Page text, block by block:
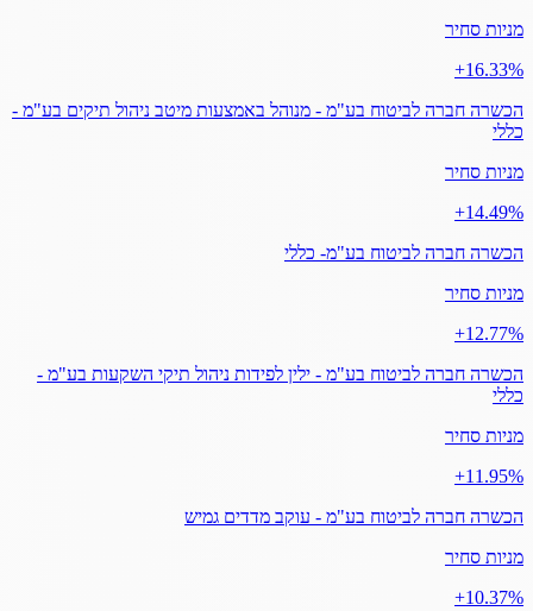
מניות סחיר
‎+16.33%
הכשרה חברה לביטוח בע"מ - מנוהל באמצעות מיטב ניהול תיקים בע"מ -
כללי
מניות סחיר
‎+14.49%
הכשרה חברה לביטוח בע"מ- כללי
מניות סחיר
‎+12.77%
הכשרה חברה לביטוח בע"מ - ילין לפידות ניהול תיקי השקעות בע"מ -
כללי
מניות סחיר
‎+11.95%
הכשרה חברה לביטוח בע"מ - עוקב מדדים גמיש
מניות סחיר
‎+10.37%